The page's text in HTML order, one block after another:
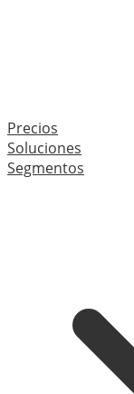
Precios
Soluciones
Segmentos